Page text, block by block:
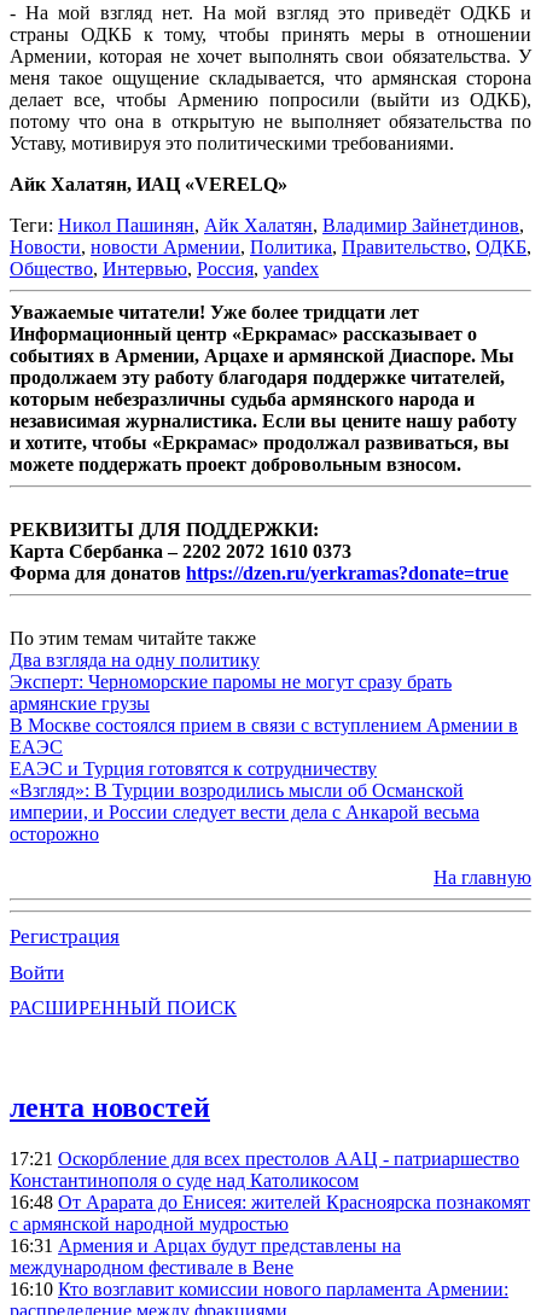
- На мой взгляд нет. На мой взгляд это приведёт ОДКБ и
страны ОДКБ к тому, чтобы принять меры в отношении
Армении, которая не хочет выполнять свои обязательства. У
меня такое ощущение складывается, что армянская сторона
делает все, чтобы Армению попросили (выйти из ОДКБ),
потому что она в открытую не выполняет обязательства по
Уставу, мотивируя это политическими требованиями.
Айк Халатян, ИАЦ «VERELQ»
Теги: Никол Пашинян, Айк Халатян, Владимир Зайнетдинов,
Новости, новости Армении, Политика, Правительство, ОДКБ,
Общество, Интервью, Россия, yandex
Уважаемые читатели! Уже более тридцати лет
Информационный центр «Еркрамас» рассказывает о
событиях в Армении, Арцахе и армянской Диаспоре. Мы
продолжаем эту работу благодаря поддержке читателей,
которым небезразличны судьба армянского народа и
независимая журналистика. Если вы цените нашу работу
и хотите, чтобы «Еркрамас» продолжал развиваться, вы
можете поддержать проект добровольным взносом.
РЕКВИЗИТЫ ДЛЯ ПОДДЕРЖКИ:
Карта Сбербанка – 2202 2072 1610 0373
Форма для донатов https://dzen.ru/yerkramas?donate=true
По этим темам читайте также
Два взгляда на одну политику
Эксперт: Черноморские паромы не могут сразу брать
армянские грузы
В Москве состоялся прием в связи с вступлением Армении в
ЕАЭС
ЕАЭС и Турция готовятся к сотрудничеству
«Взгляд»: В Турции возродились мысли об Османской
империи, и России следует вести дела с Анкарой весьма
осторожно
На главную
Регистрация
Войти
РАСШИРЕННЫЙ ПОИСК
лента новостей
17:21 Оскорбление для всех престолов ААЦ - патриаршество
Константинополя о суде над Католикосом
16:48 От Арарата до Енисея: жителей Красноярска познакомят
с армянской народной мудростью
16:31 Армения и Арцах будут представлены на
международном фестивале в Вене
16:10 Кто возглавит комиссии нового парламента Армении:
распределение между фракциями